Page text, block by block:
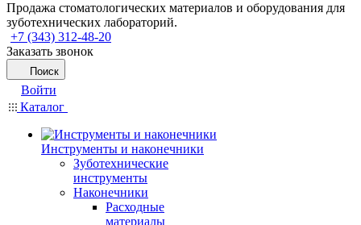
Продажа стоматологических материалов и оборудования для
зуботехнических лабораторий.
+7 (343) 312-48-20
Заказать звонок
Поиск
Войти
Каталог
Инструменты и наконечники
Зуботехнические
инструменты
Наконечники
Расходные
материалы